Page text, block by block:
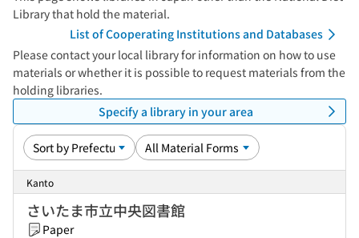
Library that hold the material.
List of Cooperating Institutions and Databases
Please contact your local library for information on how to use
materials or whether it is possible to request materials from the
holding libraries.
Specify a library in your area
Kanto
さいたま市立中央図書館
Paper